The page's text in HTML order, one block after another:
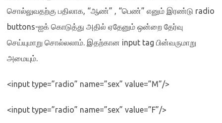
சொல்லுவதற்கு பதிலாக, “ஆண்” , “பெண்” எனும் இரண்டு radio
buttons-ஐக் கொடுத்து அதில் ஏதேனும் ஒன்றை தேர்வு
செய்யுமாறு சொல்லலாம். இதற்கான input tag பின்வருமாறு
அமையும்.
<input type=”radio” name=”sex” value=”M”/>
<input type=”radio” name=”sex” value=”F”/>